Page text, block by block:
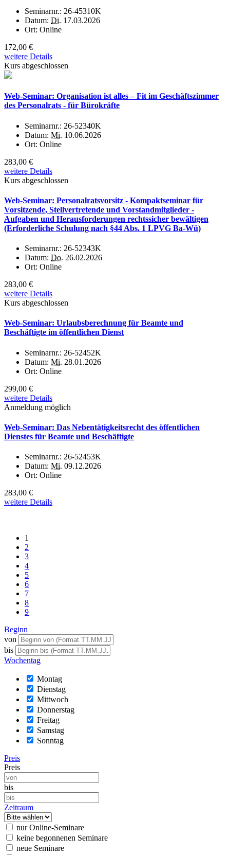
Seminarnr.: 26-45310K
Datum: Di. 17.03.2026
Ort: Online
172,00 €
weitere Details
Kurs abgeschlossen
Web-Seminar: Organisation ist alles – Fit im Geschäftszimmer
des Personalrats - für Bürokräfte
Seminarnr.: 26-52340K
Datum: Mi. 10.06.2026
Ort: Online
283,00 €
weitere Details
Kurs abgeschlossen
Web-Seminar: Personalratsvorsitz - Kompaktseminar für
Vorsitzende, Stellvertretende und Vorstandmitglieder -
Aufgaben und Herausforderungen rechtssicher bewältigen
(Erforderliche Schulung nach §44 Abs. 1 LPVG Ba-Wü)
Seminarnr.: 26-52343K
Datum: Do. 26.02.2026
Ort: Online
283,00 €
weitere Details
Kurs abgeschlossen
Web-Seminar: Urlaubsberechnung für Beamte und
Beschäftigte im öffentlichen Dienst
Seminarnr.: 26-52452K
Datum: Mi. 28.01.2026
Ort: Online
299,00 €
weitere Details
Anmeldung möglich
Web-Seminar: Das Nebentätigkeitsrecht des öffentlichen
Dienstes für Beamte und Beschäftigte
Seminarnr.: 26-52453K
Datum: Mi. 09.12.2026
Ort: Online
283,00 €
weitere Details
1
2
3
4
5
6
7
8
9
Beginn
von
bis
Wochentag
Montag
Dienstag
Mittwoch
Donnerstag
Freitag
Samstag
Sonntag
Preis
Preis
bis
Zeitraum
nur Online-Seminare
keine begonnenen Seminare
neue Seminare